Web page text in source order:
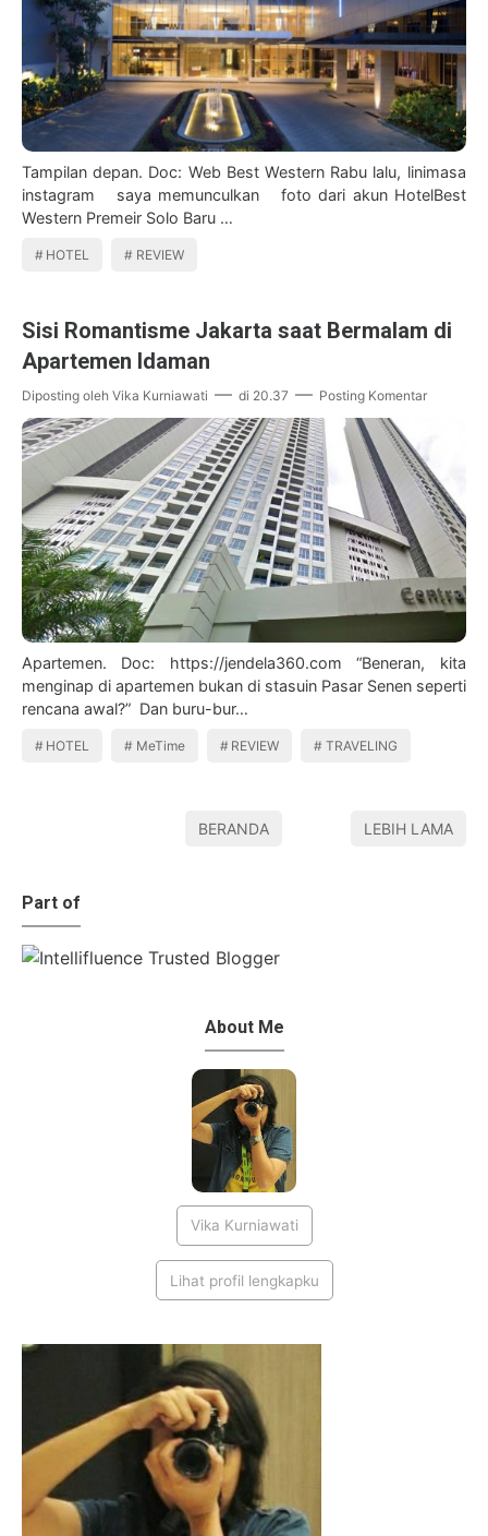
Tampilan depan. Doc: Web Best Western Rabu lalu, linimasa
instagram saya memunculkan foto dari akun HotelBest
Western Premeir Solo Baru …
HOTEL REVIEW
Sisi Romantisme Jakarta saat Bermalam di
Apartemen Idaman
Diposting oleh Vika Kurniawati di 20.37 Posting Komentar
Apartemen. Doc: https://jendela360.com “Beneran, kita
menginap di apartemen bukan di stasuin Pasar Senen seperti
rencana awal?” Dan buru-bur…
HOTEL MeTime REVIEW TRAVELING
BERANDA LEBIH LAMA
Part of
About Me
Vika Kurniawati
Lihat profil lengkapku